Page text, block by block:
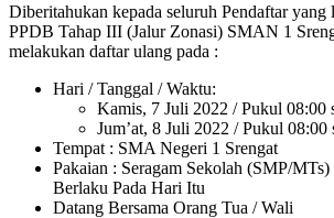
Diberitahukan kepada seluruh Pendaftar yang
PPDB Tahap III (Jalur Zonasi) SMAN 1
melakukan daftar ulang pada :
Hari / Tanggal / Waktu:
Kamis, 7 Juli 2022 / Pukul 08:00
Jum’at, 8 Juli 2022 / Pukul
Tempat : SMA Negeri 1 Srengat
Pakaian : Seragam Sekolah (SMP/
Berlaku Pada Hari Itu
Datang Bersama Orang Tua / Wali